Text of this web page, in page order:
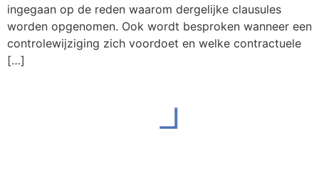
ingegaan op de reden waarom dergelijke clausules
worden opgenomen. Ook wordt besproken wanneer een
controlewijziging zich voordoet en welke contractuele
[…]